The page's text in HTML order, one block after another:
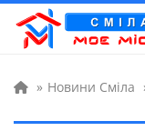
» Новини Сміла